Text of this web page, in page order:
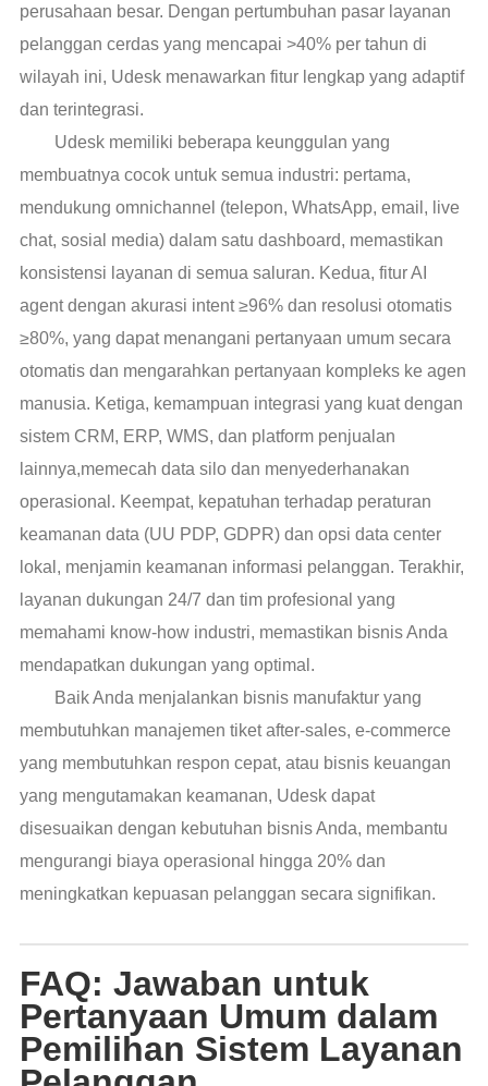
perusahaan besar. Dengan pertumbuhan pasar layanan
pelanggan cerdas yang mencapai >40% per tahun di
wilayah ini, Udesk menawarkan fitur lengkap yang adaptif
dan terintegrasi.
Udesk memiliki beberapa keunggulan yang
membuatnya cocok untuk semua industri: pertama,
mendukung omnichannel (telepon, WhatsApp, email, live
chat, sosial media) dalam satu dashboard, memastikan
konsistensi layanan di semua saluran. Kedua, fitur AI
agent dengan akurasi intent ≥96% dan resolusi otomatis
≥80%, yang dapat menangani pertanyaan umum secara
otomatis dan mengarahkan pertanyaan kompleks ke agen
manusia. Ketiga, kemampuan integrasi yang kuat dengan
sistem CRM, ERP, WMS, dan platform penjualan
lainnya,memecah data silo dan menyederhanakan
operasional. Keempat, kepatuhan terhadap peraturan
keamanan data (UU PDP, GDPR) dan opsi data center
lokal, menjamin keamanan informasi pelanggan. Terakhir,
layanan dukungan 24/7 dan tim profesional yang
memahami know-how industri, memastikan bisnis Anda
mendapatkan dukungan yang optimal.
Baik Anda menjalankan bisnis manufaktur yang
membutuhkan manajemen tiket after-sales, e-commerce
yang membutuhkan respon cepat, atau bisnis keuangan
yang mengutamakan keamanan, Udesk dapat
disesuaikan dengan kebutuhan bisnis Anda, membantu
mengurangi biaya operasional hingga 20% dan
meningkatkan kepuasan pelanggan secara signifikan.
FAQ: Jawaban untuk
Pertanyaan Umum dalam
Pemilihan Sistem Layanan